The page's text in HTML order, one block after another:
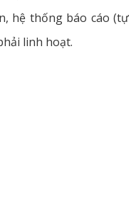
hệ thống báo cáo (tự
linh hoạt.